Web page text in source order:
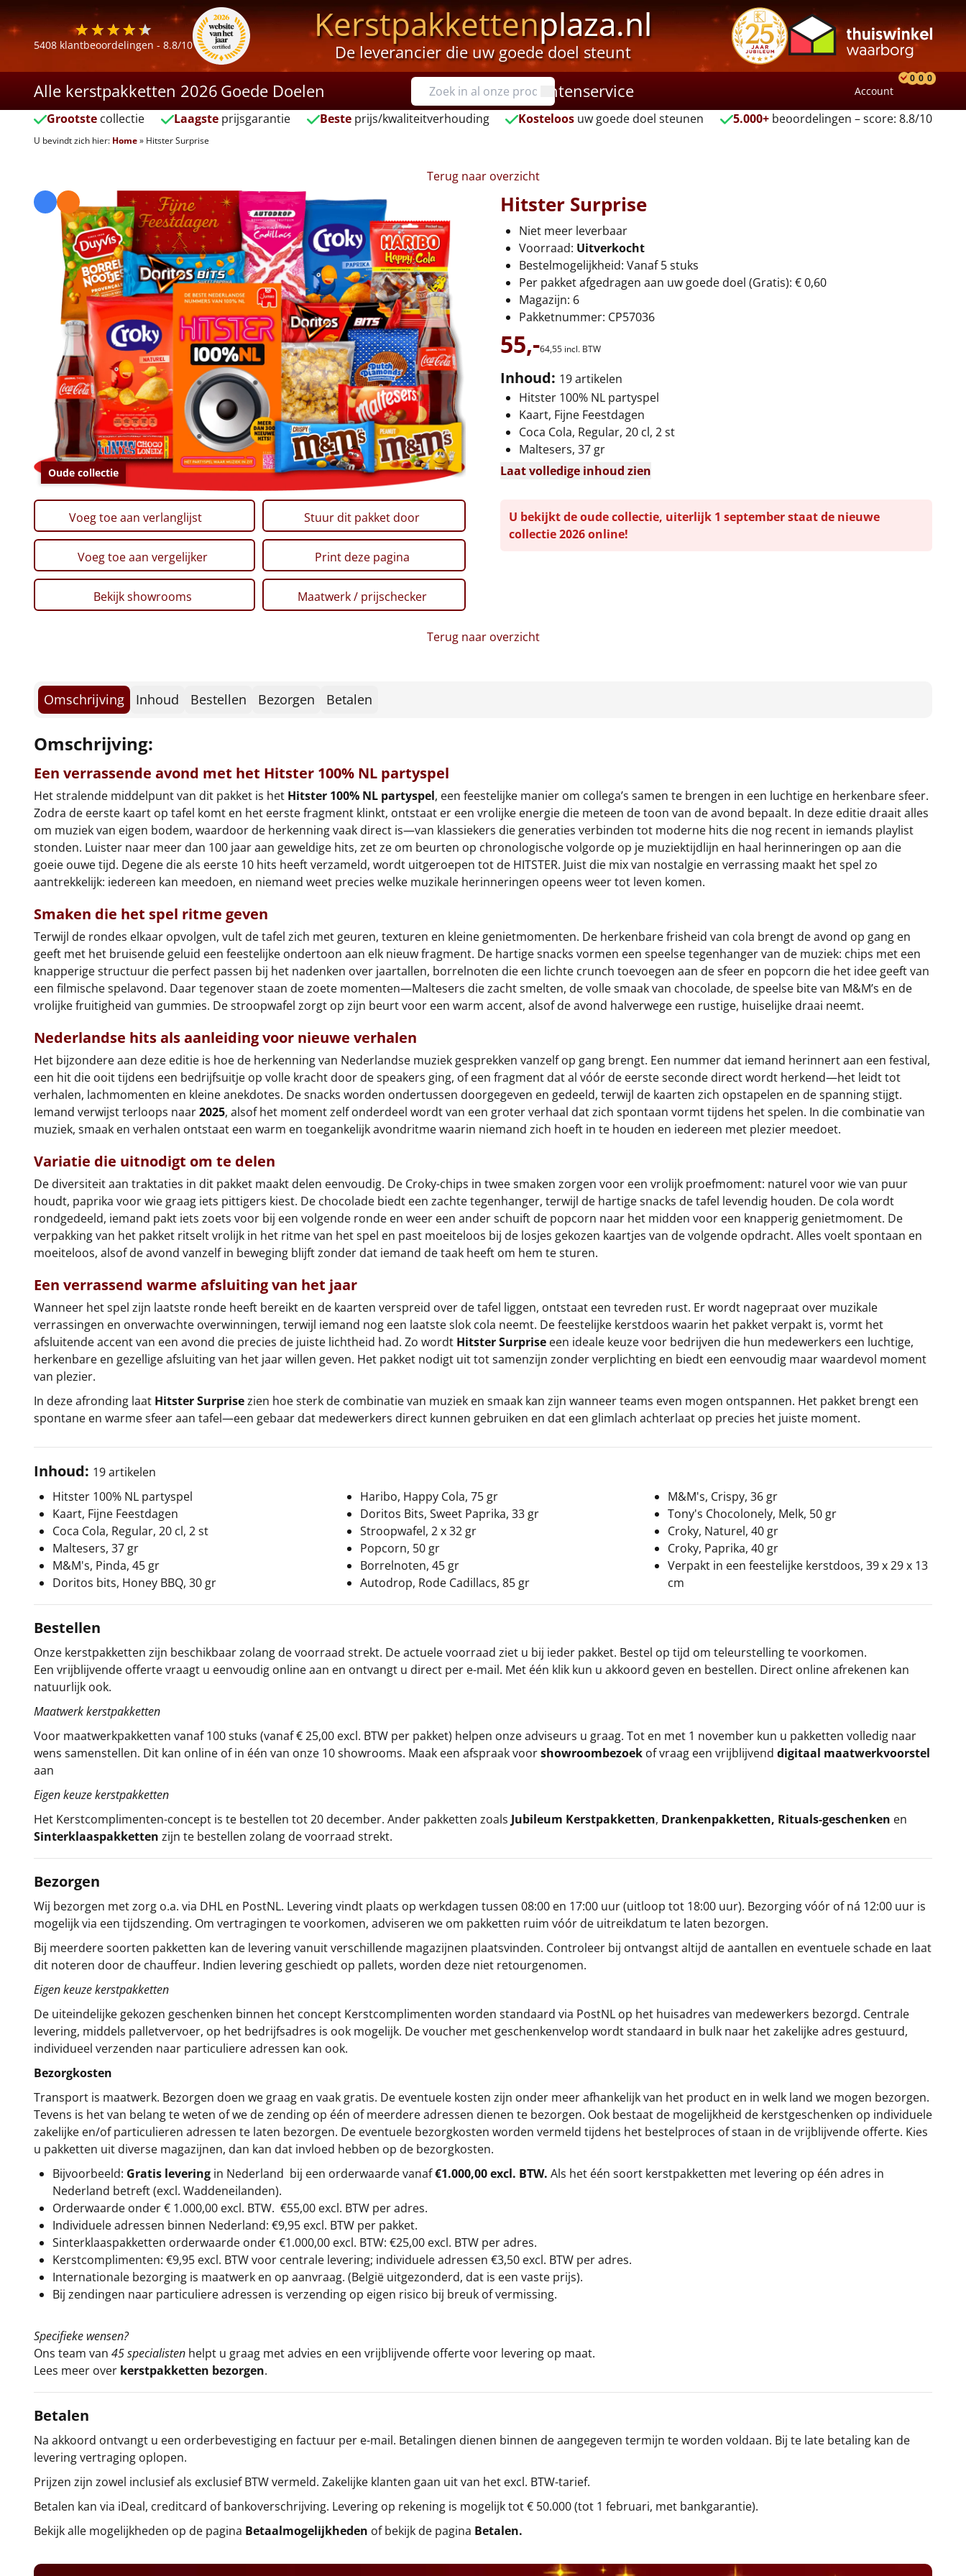
5408 klantbeoordelingen - 8.8/10 Kerstpakkettenplaza.nl
De leverancier die uw goede doel steunt
Alle kerstpakketten 2026 Goede Doelen Klantenservice Account
0 0 0
Grootste collectie Laagsteprijsgarantie Besteprijs/kwaliteitverhouding Kosteloos uw goede doel steunen 5.000+ beoordelingen – score: 8.8/10
U bevindt zich hier: Home» Hitster Surprise
Terug naar overzicht
Oude collectie
Hitster Surprise
Niet meer leverbaar
Voorraad: Uitverkocht
Bestelmogelijkheid: Vanaf 5 stuks
Per pakket afgedragen aan uw goede doel (Gratis): € 0,60
Magazijn: 6
Pakketnummer: CP57036
55,-64,55 incl. BTW
Inhoud: 19 artikelen
Hitster 100% NL partyspel
Kaart, Fijne Feestdagen
Coca Cola, Regular, 20 cl, 2 st
Maltesers, 37 gr
Laat volledige inhoud zien
Voeg toe aan verlanglijst Stuur dit pakket door
Voeg toe aan vergelijker Print deze pagina
Bekijk showrooms Maatwerk / prijschecker
U bekijkt de oude collectie, uiterlijk 1 september staat de nieuwe
collectie 2026 online!
Terug naar overzicht
Omschrijving Inhoud Bestellen Bezorgen Betalen
Omschrijving:
Een verrassende avond met het Hitster 100% NL partyspel
Het stralende middelpunt van dit pakket is het Hitster 100% NL partyspel, een feestelijke manier om collega’s samen te brengen in een luchtige en herkenbare sfeer.
Zodra de eerste kaart op tafel komt en het eerste fragment klinkt, ontstaat er een vrolijke energie die meteen de toon van de avond bepaalt. In deze editie draait alles
om muziek van eigen bodem, waardoor de herkenning vaak direct is—van klassiekers die generaties verbinden tot moderne hits die nog recent in iemands playlist
stonden. Luister naar meer dan 100 jaar aan geweldige hits, zet ze om beurten op chronologische volgorde op je muziektijdlijn en haal herinneringen op aan die
goeie ouwe tijd. Degene die als eerste 10 hits heeft verzameld, wordt uitgeroepen tot de HITSTER. Juist die mix van nostalgie en verrassing maakt het spel zo
aantrekkelijk: iedereen kan meedoen, en niemand weet precies welke muzikale herinneringen opeens weer tot leven komen.
Smaken die het spel ritme geven
Terwijl de rondes elkaar opvolgen, vult de tafel zich met geuren, texturen en kleine genietmomenten. De herkenbare frisheid van cola brengt de avond op gang en
geeft met het bruisende geluid een feestelijke ondertoon aan elk nieuw fragment. De hartige snacks vormen een speelse tegenhanger van de muziek: chips met een
knapperige structuur die perfect passen bij het nadenken over jaartallen, borrelnoten die een lichte crunch toevoegen aan de sfeer en popcorn die het idee geeft van
een filmische spelavond. Daar tegenover staan de zoete momenten—Maltesers die zacht smelten, de volle smaak van chocolade, de speelse bite van M&M’s en de
vrolijke fruitigheid van gummies. De stroopwafel zorgt op zijn beurt voor een warm accent, alsof de avond halverwege een rustige, huiselijke draai neemt.
Nederlandse hits als aanleiding voor nieuwe verhalen
Het bijzondere aan deze editie is hoe de herkenning van Nederlandse muziek gesprekken vanzelf op gang brengt. Een nummer dat iemand herinnert aan een festival,
een hit die ooit tijdens een bedrijfsuitje op volle kracht door de speakers ging, of een fragment dat al vóór de eerste seconde direct wordt herkend—het leidt tot
verhalen, lachmomenten en kleine anekdotes. De snacks worden ondertussen doorgegeven en gedeeld, terwijl de kaarten zich opstapelen en de spanning stijgt.
Iemand verwijst terloops naar2025, alsof het moment zelf onderdeel wordt van een groter verhaal dat zich spontaan vormt tijdens het spelen. In die combinatie van
muziek, smaak en verhalen ontstaat een warm en toegankelijk avondritme waarin niemand zich hoeft in te houden en iedereen met plezier meedoet.
Variatie die uitnodigt om te delen
De diversiteit aan traktaties in dit pakket maakt delen eenvoudig. De Croky-chips in twee smaken zorgen voor een vrolijk proefmoment: naturel voor wie van puur
houdt, paprika voor wie graag iets pittigers kiest. De chocolade biedt een zachte tegenhanger, terwijl de hartige snacks de tafel levendig houden. De cola wordt
rondgedeeld, iemand pakt iets zoets voor bij een volgende ronde en weer een ander schuift de popcorn naar het midden voor een knapperig genietmoment. De
verpakking van het pakket ritselt vrolijk in het ritme van het spel en past moeiteloos bij de losjes gekozen kaartjes van de volgende opdracht. Alles voelt spontaan en
moeiteloos, alsof de avond vanzelf in beweging blijft zonder dat iemand de taak heeft om hem te sturen.
Een verrassend warme afsluiting van het jaar
Wanneer het spel zijn laatste ronde heeft bereikt en de kaarten verspreid over de tafel liggen, ontstaat een tevreden rust. Er wordt nagepraat over muzikale
verrassingen en onverwachte overwinningen, terwijl iemand nog een laatste slok cola neemt. De feestelijke kerstdoos waarin het pakket verpakt is, vormt het
afsluitende accent van een avond die precies de juiste lichtheid had. Zo wordt Hitster Surprise een ideale keuze voor bedrijven die hun medewerkers een luchtige,
herkenbare en gezellige afsluiting van het jaar willen geven. Het pakket nodigt uit tot samenzijn zonder verplichting en biedt een eenvoudig maar waardevol moment
van plezier.
In deze afronding laat Hitster Surprisezien hoe sterk de combinatie van muziek en smaak kan zijn wanneer teams even mogen ontspannen. Het pakket brengt een
spontane en warme sfeer aan tafel—een gebaar dat medewerkers direct kunnen gebruiken en dat een glimlach achterlaat op precies het juiste moment.
Inhoud: 19 artikelen
Hitster 100% NL partyspel
Kaart, Fijne Feestdagen
Coca Cola, Regular, 20 cl, 2 st
Maltesers, 37 gr
M&M's, Pinda, 45 gr
Doritos bits, Honey BBQ, 30 gr
Haribo, Happy Cola, 75 gr
Doritos Bits, Sweet Paprika, 33 gr
Stroopwafel, 2 x 32 gr
Popcorn, 50 gr
Borrelnoten, 45 gr
Autodrop, Rode Cadillacs, 85 gr
M&M's, Crispy, 36 gr
Tony's Chocolonely, Melk, 50 gr
Croky, Naturel, 40 gr
Croky, Paprika, 40 gr
Verpakt in een feestelijke kerstdoos, 39 x 29 x 13
cm
Bestellen
Onze kerstpakketten zijn beschikbaar zolang de voorraad strekt. De actuele voorraad ziet u bij ieder pakket. Bestel op tijd om teleurstelling te voorkomen.
Een vrijblijvende offerte vraagt u eenvoudig online aan en ontvangt u direct per e-mail. Met één klik kun u akkoord geven en bestellen. Direct online afrekenen kan
natuurlijk ook.
Maatwerk kerstpakketten
Voor maatwerkpakketten vanaf 100 stuks (vanaf € 25,00 excl. BTW per pakket) helpen onze adviseurs u graag. Tot en met 1 november kun u pakketten volledig naar
wens samenstellen. Dit kan online of in één van onze 10 showrooms. Maak een afspraak voorshowroombezoek of vraag een vrijblijvend digitaal maatwerkvoorstel
aan
Eigen keuze kerstpakketten
Het Kerstcomplimenten-concept is te bestellen tot 20 december. Ander pakketten zoals Jubileum Kerstpakketten, Drankenpakketten, Rituals-geschenken en
Sinterklaaspakketten zijn te bestellen zolang de voorraad strekt.
Bezorgen
Wij bezorgen met zorg o.a. via DHL en PostNL. Levering vindt plaats op werkdagen tussen 08:00 en 17:00 uur (uitloop tot 18:00 uur). Bezorging vóór of ná 12:00 uur is
mogelijk via een tijdszending. Om vertragingen te voorkomen, adviseren we om pakketten ruim vóór de uitreikdatum te laten bezorgen.
Bij meerdere soorten pakketten kan de levering vanuit verschillende magazijnen plaatsvinden. Controleer bij ontvangst altijd de aantallen en eventuele schade en laat
dit noteren door de chauffeur. Indien levering geschiedt op pallets, worden deze niet retourgenomen.
Eigen keuze kerstpakketten
De uiteindelijke gekozen geschenken binnen het concept Kerstcomplimenten worden standaard via PostNL op het huisadres van medewerkers bezorgd. Centrale
levering, middels palletvervoer, op het bedrijfsadres is ook mogelijk. De voucher met geschenkenvelop wordt standaard in bulk naar het zakelijke adres gestuurd,
individueel verzenden naar particuliere adressen kan ook.
Bezorgkosten
Transport is maatwerk. Bezorgen doen we graag en vaak gratis. De eventuele kosten zijn onder meer afhankelijk van het product en in welk land we mogen bezorgen.
Tevens is het van belang te weten of we de zending op één of meerdere adressen dienen te bezorgen. Ook bestaat de mogelijkheid de kerstgeschenken op individuele
zakelijke en/of particulieren adressen te laten bezorgen. De eventuele bezorgkosten worden vermeld tijdens het bestelproces of staan in de vrijblijvende offerte. Kies
u pakketten uit diverse magazijnen, dan kan dat invloed hebben op de bezorgkosten.
Bijvoorbeeld: Gratis levering in Nederland bij een orderwaarde vanaf€1.000,00 excl. BTW. Als het één soort kerstpakketten met levering op één adres in
Nederland betreft (excl. Waddeneilanden).
Orderwaarde onder € 1.000,00 excl. BTW. €55,00 excl. BTW per adres.
Individuele adressen binnen Nederland: €9,95 excl. BTW per pakket.
Sinterklaaspakketten orderwaarde onder €1.000,00 excl. BTW: €25,00 excl. BTW per adres.
Kerstcomplimenten: €9,95 excl. BTW voor centrale levering; individuele adressen €3,50 excl. BTW per adres.
Internationale bezorging is maatwerk en op aanvraag. (België uitgezonderd, dat is een vaste prijs).
Bij zendingen naar particuliere adressen is verzending op eigen risico bij breuk of vermissing.
Specifieke wensen?
Ons team van 45 specialisten helpt u graag met advies en een vrijblijvende offerte voor levering op maat.
Lees meer over kerstpakketten bezorgen.
Betalen
Na akkoord ontvangt u een orderbevestiging en factuur per e-mail. Betalingen dienen binnen de aangegeven termijn te worden voldaan. Bij te late betaling kan de
levering vertraging oplopen.
Prijzen zijn zowel inclusief als exclusief BTW vermeld. Zakelijke klanten gaan uit van het excl. BTW-tarief.
Betalen kan via iDeal, creditcard of bankoverschrijving. Levering op rekening is mogelijk tot € 50.000 (tot 1 februari, met bankgarantie).
Bekijk alle mogelijkheden op de pagina Betaalmogelijkheden of bekijk de pagina Betalen.